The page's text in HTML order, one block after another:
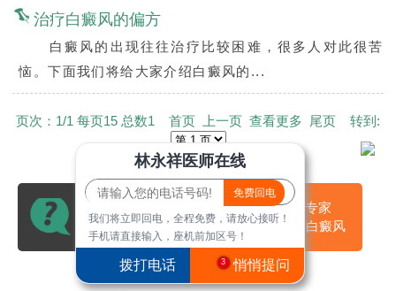
治疗白癜风的偏方
白癜风的出现往往治疗比较困难，很多人对此很苦
恼。下面我们将给大家介绍白癜风的...
页次：1/1 每页15 总数1 首页 上一页 查看更多 尾页 转到:
与专家直接对话
33%咨询专家
深度了解白癜风
林永祥医师在线
我们将立即回电，全程免费，请放心接听！
手机请直接输入，座机前加区号！
拨打电话 3 悄悄提问